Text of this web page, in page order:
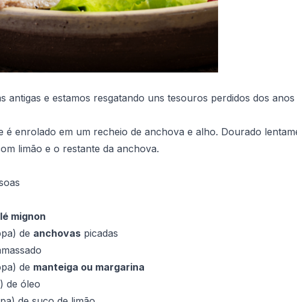
antigas e estamos resgatando uns tesouros perdidos dos anos
é enrolado em um recheio de anchova e alho. Dourado
limão e o restante da anchova.
mignon
de anchovas picadas
de manteiga ou margarina
de óleo